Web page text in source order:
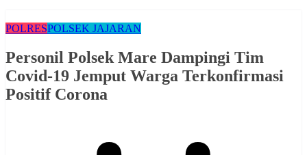
POLRESPOLSEK JAJARAN
Personil Polsek Mare Dampingi Tim
Covid-19 Jemput Warga Terkonfirmasi
Positif Corona